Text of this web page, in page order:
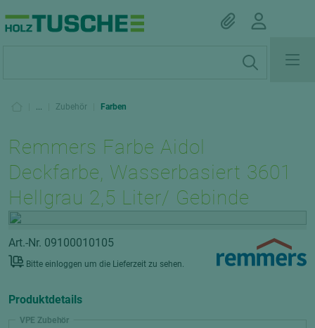
... Zubehör Farben
Remmers Farbe Aidol
Deckfarbe, Wasserbasiert 3601
Hellgrau 2,5 Liter/ Gebinde
Art.-Nr. 09100010105
Bitte einloggen um die Lieferzeit zu sehen.
Produktdetails
VPE Zubehör